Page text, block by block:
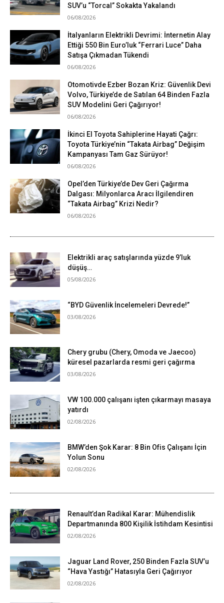
SUV’u “Torcal” Sokakta Yakalandı
06/08/2026
İtalyanların Elektrikli Devrimi: İnternetin Alay
Ettiği 550 Bin Euro’luk “Ferrari Luce” Daha
Satışa Çıkmadan Tükendi
06/08/2026
Otomotivde Ezber Bozan Kriz: Güvenlik Devi
Volvo, Türkiye’de de Satılan 64 Binden Fazla
SUV Modelini Geri Çağırıyor!
06/08/2026
İkinci El Toyota Sahiplerine Hayati Çağrı:
Toyota Türkiye’nin “Takata Airbag” Değişim
Kampanyası Tam Gaz Sürüyor!
06/08/2026
Opel’den Türkiye’de Dev Geri Çağırma
Dalgası: Milyonlarca Aracı İlgilendiren
“Takata Airbag” Krizi Nedir?
06/08/2026
Elektrikli araç satışlarında yüzde 9’luk
düşüş…
05/08/2026
“BYD Güvenlik İncelemeleri Devrede!”
03/08/2026
Chery grubu (Chery, Omoda ve Jaecoo)
küresel pazarlarda resmi geri çağırma
03/08/2026
VW 100.000 çalışanı işten çıkarmayı masaya
yatırdı
02/08/2026
BMW’den Şok Karar: 8 Bin Ofis Çalışanı İçin
Yolun Sonu
02/08/2026
Renault’dan Radikal Karar: Mühendislik
Departmanında 800 Kişilik İstihdam Kesintisi
02/08/2026
Jaguar Land Rover, 250 Binden Fazla SUV’u
“Hava Yastığı” Hatasıyla Geri Çağırıyor
02/08/2026